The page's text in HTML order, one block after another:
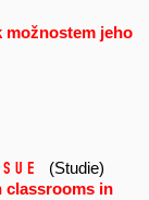
možnostem jeho
(Studie)
classrooms in